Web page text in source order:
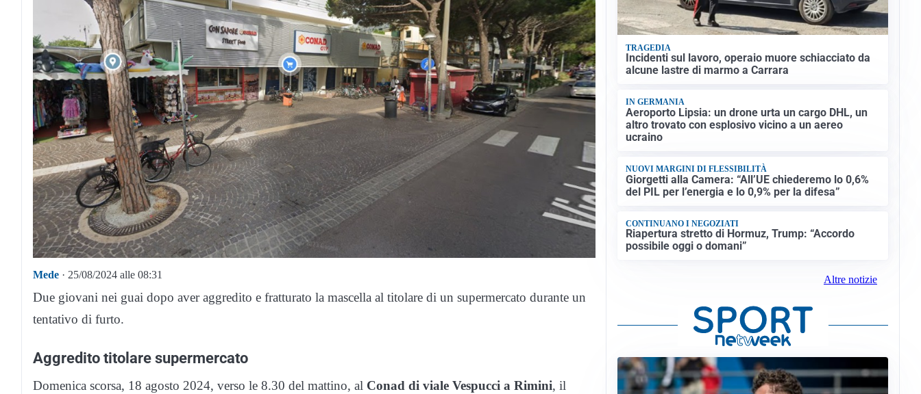
Mede · 25/08/2024 alle 08:31
Due giovani nei guai dopo aver aggredito e fratturato la mascella al titolare di un supermercato durante un
tentativo di furto.
Aggredito titolare supermercato
Domenica scorsa, 18 agosto 2024, verso le 8.30 del mattino, al Conad di viale Vespucci a Rimini, il
TRAGEDIA
Incidenti sul lavoro, operaio muore schiacciato da
alcune lastre di marmo a Carrara
IN GERMANIA
Aeroporto Lipsia: un drone urta un cargo DHL, un
altro trovato con esplosivo vicino a un aereo
ucraino
NUOVI MARGINI DI FLESSIBILITÀ
Giorgetti alla Camera: “All’UE chiederemo lo 0,6%
del PIL per l’energia e lo 0,9% per la difesa”
CONTINUANO I NEGOZIATI
Riapertura stretto di Hormuz, Trump: “Accordo
possibile oggi o domani”
Altre notizie